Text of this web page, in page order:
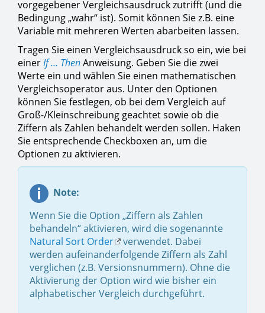
vorgegebener Vergleichsausdruck zutrifft (und die
Bedingung „wahr“ ist). Somit können Sie z.B. eine
Variable mit mehreren Werten abarbeiten lassen.
Tragen Sie einen Vergleichsausdruck so ein, wie bei
einerIf … ThenAnweisung. Geben Sie die zwei
Werte ein und wählen Sie einen mathematischen
Vergleichsoperator aus. Unter den Optionen
können Sie festlegen, ob bei dem Vergleich auf
Groß-/Kleinschreibung geachtet sowie ob die
Ziffern als Zahlen behandelt werden sollen. Haken
Sie entsprechende Checkboxen an, um die
Optionen zu aktivieren.
Note:
Wenn Sie die Option „Ziffern als Zahlen
behandeln“ aktivieren, wird die sogenannte
Natural Sort Order
verwendet. Dabei
werden aufeinanderfolgende Ziffern als Zahl
verglichen (z.B. Versionsnummern). Ohne die
Aktivierung der Option wird wie bisher ein
alphabetischer Vergleich durchgeführt.